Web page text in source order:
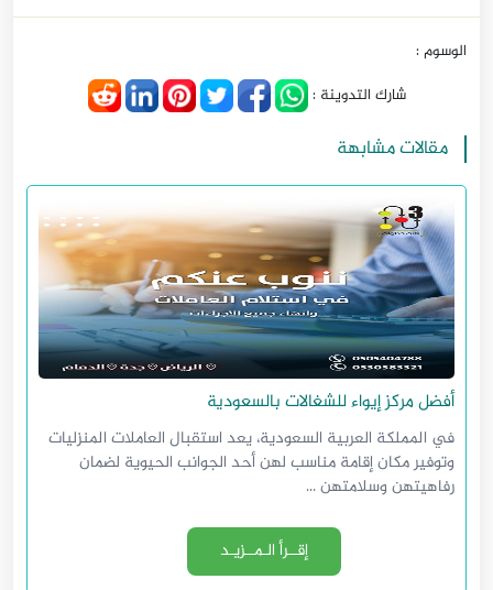
الوسوم :
شارك التدوينة :
مقالات مشابهة
أفضل مركز إيواء للشغالات بالسعودية
في المملكة العربية السعودية، يعد استقبال العاملات المنزليات
وتوفير مكان إقامة مناسب لهن أحد الجوانب الحيوية لضمان
رفاهيتهن وسلامتهن ...
إقــرأ الـمــزيـد